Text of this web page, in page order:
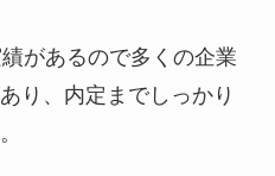
があるので多くの企業
り、内定までしっかり